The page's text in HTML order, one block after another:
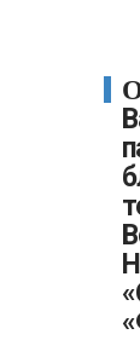
Открытие